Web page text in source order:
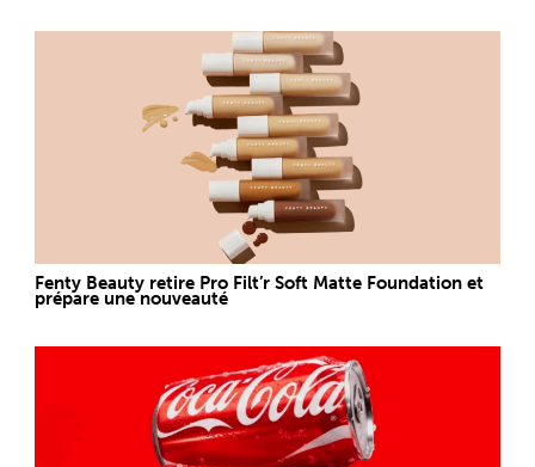
Fenty Beauty retire Pro Filt’r Soft Matte Foundation et
prépare une nouveauté